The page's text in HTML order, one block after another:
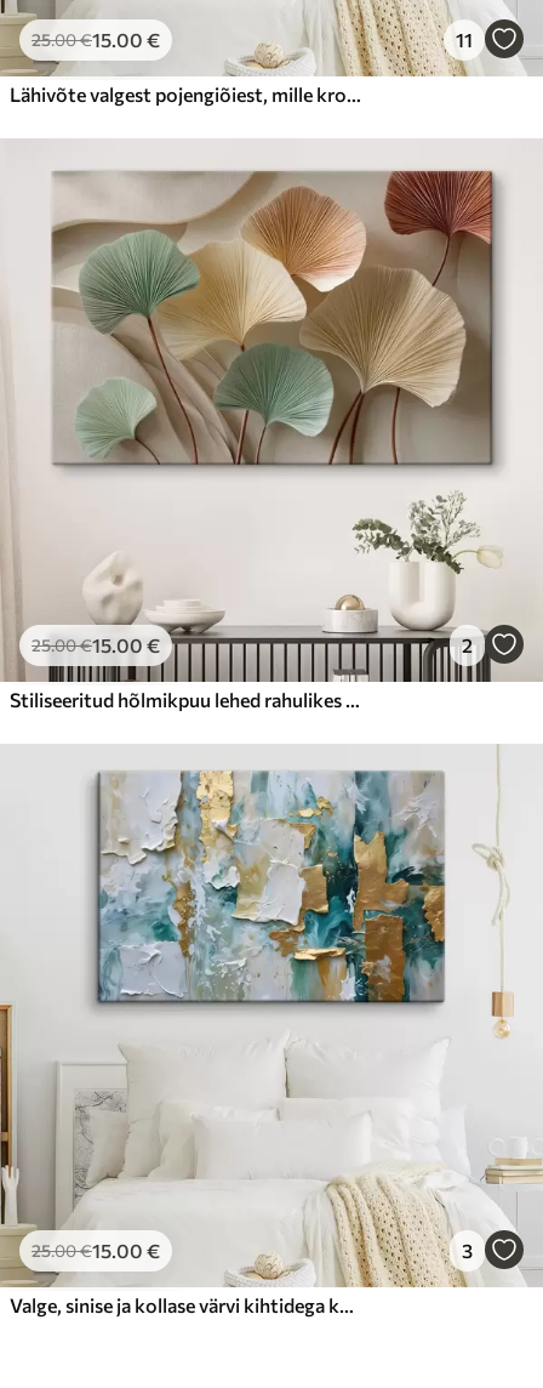
25.00€15.00 € 11
Lähivõte valgest pojengiõiest, mille kroonlehtedel on veepiisad, hägusel taustal
25.00€15.00 € 2
Stiliseeritud hõlmikpuu lehed rahulikes toonides
25.00€15.00 € 3
Valge, sinise ja kollase värvi kihtidega kooriv värv, mis loob abstraktse, tekstureeritud trükise